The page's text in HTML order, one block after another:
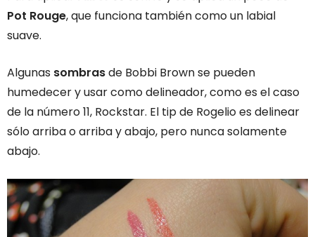
Pot Rouge, que funciona también como un labial
suave.
Algunas sombrasde Bobbi Brown se pueden
humedecer y usar como delineador, como es el caso
de la número 11, Rockstar. El tip de Rogelio es delinear
sólo arriba o arriba y abajo, pero nunca solamente
abajo.